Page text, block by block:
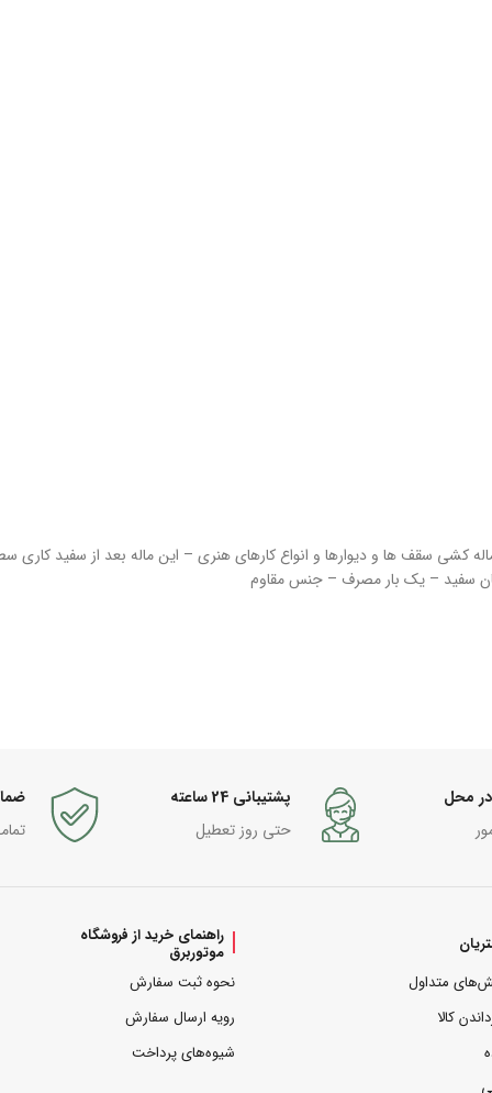
کشی سقف ها و دیوارها و انواع کارهای هنری – این ماله بعد از سفید کاری
سفید – یک بار مصرف – جنس مقاوم
محل
پشتیبانی 24 ساعته
حتی روز تعطیل
متداول
کالا
راهنمای خرید از فروشگاه
موتوربرق
نحوه ثبت سفارش
رویه ارسال سفارش
شیوه‌های پرداخت